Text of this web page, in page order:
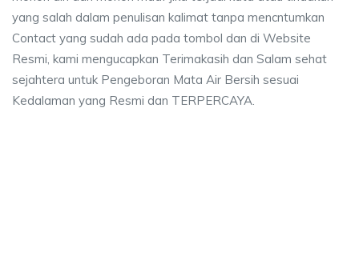
yang salah dalam penulisan kalimat tanpa mencntumkan
Contact yang sudah ada pada tombol dan di Website
Resmi, kami mengucapkan Terimakasih dan Salam sehat
sejahtera untuk Pengeboran Mata Air Bersih sesuai
Kedalaman yang Resmi dan TERPERCAYA.